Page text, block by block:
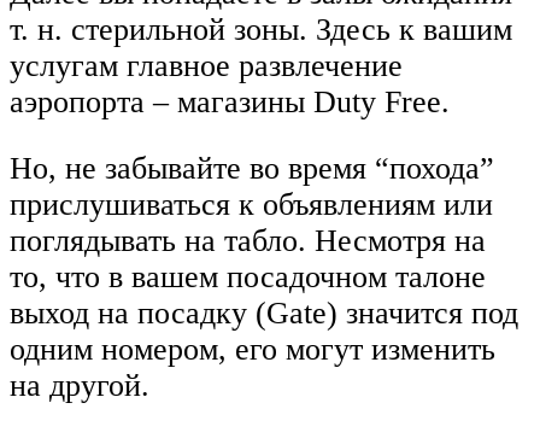
т. н. стерильной зоны. Здесь к вашим
услугам главное развлечение
аэропорта – магазины Duty Free.
Но, не забывайте во время “похода”
прислушиваться к объявлениям или
поглядывать на табло. Несмотря на
то, что в вашем посадочном талоне
выход на посадку (Gate) значится под
одним номером, его могут изменить
на другой.